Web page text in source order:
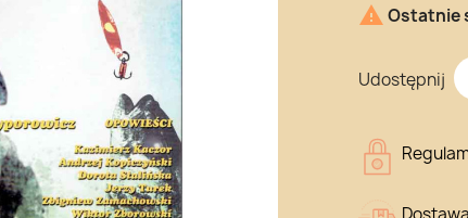
 Ostatnie
Udostępnij